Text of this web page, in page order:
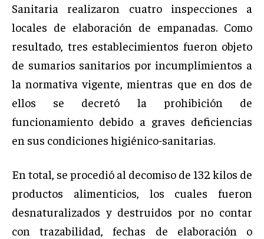
Sanitaria realizaron cuatro inspecciones a
locales de elaboración de empanadas. Como
resultado, tres establecimientos fueron objeto
de sumarios sanitarios por incumplimientos a
la normativa vigente, mientras que en dos de
ellos se decretó la prohibición de
funcionamiento debido a graves deficiencias
en sus condiciones higiénico-sanitarias.
En total, se procedió al decomiso de 132 kilos de
productos alimenticios, los cuales fueron
desnaturalizados y destruidos por no contar
con trazabilidad, fechas de elaboración o